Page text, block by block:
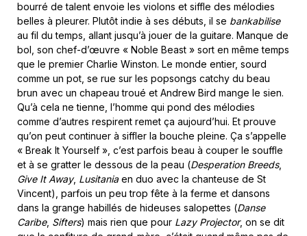
bourré de talent envoie les violons et siffle des mélodies
belles à pleurer. Plutôt indie à ses débuts, il se bankabilise
au fil du temps, allant jusqu’à jouer de la guitare. Manque de
bol, son chef-d’œuvre « Noble Beast » sort en même temps
que le premier Charlie Winston. Le monde entier, sourd
comme un pot, se rue sur les popsongs catchy du beau
brun avec un chapeau troué et Andrew Bird mange le sien.
Qu’à cela ne tienne, l’homme qui pond des mélodies
comme d’autres respirent remet ça aujourd’hui. Et prouve
qu’on peut continuer à siffler la bouche pleine. Ça s’appelle
« Break It Yourself », c’est parfois beau à couper le souffle
et à se gratter le dessous de la peau (Desperation Breeds,
Give It Away, Lusitaniaen duo avec la chanteuse de St
Vincent), parfois un peu trop fête à la ferme et dansons
dans la grange habillés de hideuses salopettes (Danse
Caribe, Sifters) mais rien que pour Lazy Projector, on se dit